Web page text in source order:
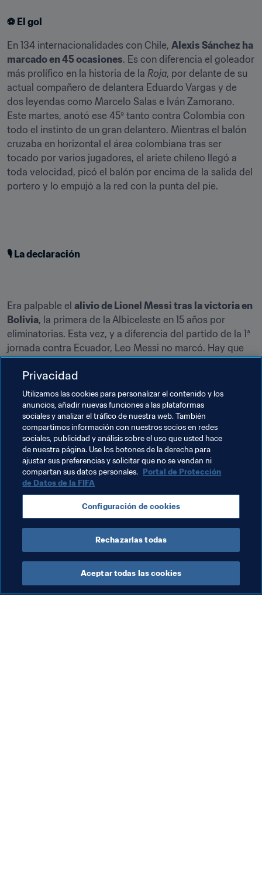
⚽️ El gol
En 134 internacionalidades con Chile, Alexis Sánchez ha
marcado en 45 ocasiones. Es con diferencia el goleador
más prolífico en la historia de la Roja, por delante de su
actual compañero de delantera Eduardo Vargas y de
dos leyendas como Marcelo Salas e Iván Zamorano.
Este martes, anotó ese 45º tanto contra Colombia con
todo el instinto de un gran delantero. Mientras el balón
cruzaba en horizontal el área colombiana tras ser
tocado por varios jugadores, el ariete chileno llegó a
toda velocidad, picó el balón por encima de la salida del
portero y lo empujó a la red con la punta del pie.
🎙 La declaración
Era palpable el alivio de Lionel Messi tras la victoria en
Bolivia, la primera de la Albiceleste en 15 años por
eliminatorias. Esta vez, y a diferencia del partido de la 1ª
jornada contra Ecuador, Leo Messi no marcó. Hay que
de 2016 y 7 partidos de clasificación que Argentina se
Albiceleste.
Temas relacionados
Copa Mundial de la FIFA Catar 2022™ Argentina
Brazil Chile Colombia Uruguay
CONMEBOL
Privacidad
Utilizamos las cookies para personalizar el contenido y los
anuncios, añadir nuevas funciones a las plataformas
sociales y analizar el tráfico de nuestra web. También
compartimos información con nuestros socios en redes
sociales, publicidad y análisis sobre el uso que usted hace
de nuestra página. Use los botones de la derecha para
ajustar sus preferencias y solicitar que no se vendan ni
compartan sus datos personales. Portal de Protección
de Datos de la FIFA
Configuración de cookies
Rechazarlas todas
Aceptar todas las cookies